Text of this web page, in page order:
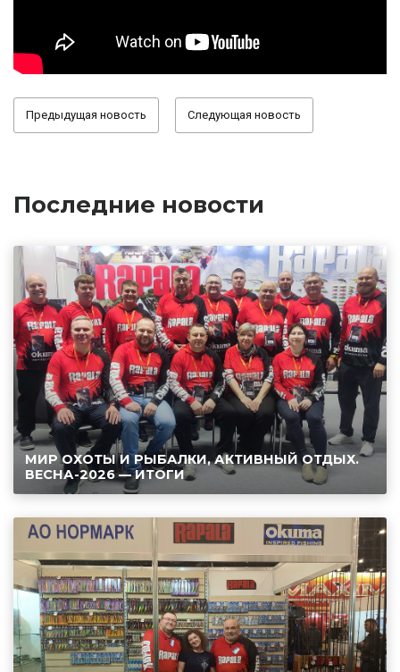
Предыдущая новость Следующая новость
Последние новости
МИР ОХОТЫ И РЫБАЛКИ, АКТИВНЫЙ ОТДЫХ.
ВЕСНА-2026 — ИТОГИ